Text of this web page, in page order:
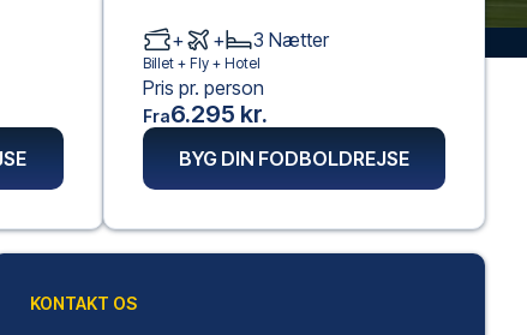
+ + 3 Nætter
Billet + Fly+ Hotel
Pris pr. person
Fra6.295 kr.
BYG DIN FODBOLDREJSE
KONTAKT OS